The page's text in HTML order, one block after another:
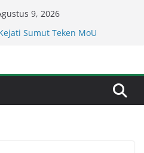
9, 2026
Binjai! Diduga Warga Resah
Binjai Bebas Beroperasi
Sejumlah Alat Berat
Taduan Dari Sedimentasi